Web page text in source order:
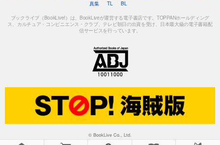
真集
TL BL
ブックライブ（BookLive!）は、BookLiveが運営する電子書店です。TOPPANホールディング
ス、カルチュア・コンビニエンス・クラブ、テレビ朝日の出資を受け、日本最大級の電子書籍配
信サービスを行っています。
© BookLive Co., Ltd.